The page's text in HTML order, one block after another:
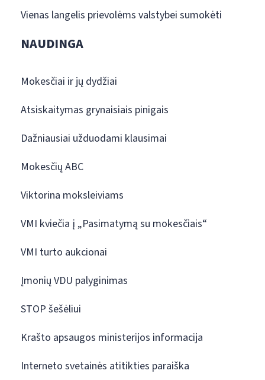
Vienas langelis prievolėms valstybei sumokėti
NAUDINGA
Mokesčiai ir jų dydžiai
Atsiskaitymas grynaisiais pinigais
Dažniausiai užduodami klausimai
Mokesčių ABC
Viktorina moksleiviams
VMI kviečia į „Pasimatymą su mokesčiais“
VMI turto aukcionai
Įmonių VDU palyginimas
STOP šešėliui
Krašto apsaugos ministerijos informacija
Interneto svetainės atitikties paraiška